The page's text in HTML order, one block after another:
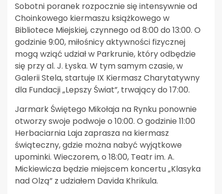
Sobotni poranek rozpocznie się intensywnie od
Choinkowego kiermaszu książkowego w
Bibliotece Miejskiej, czynnego od 8:00 do 13:00. O
godzinie 9:00, miłośnicy aktywności fizycznej
mogą wziąć udział w Parkrunie, który odbędzie
się przy al. J. Łyska. W tym samym czasie, w
Galerii Stela, startuje IX Kiermasz Charytatywny
dla Fundacji „Lepszy Świat”, trwający do 17:00.
Jarmark Świętego Mikołaja na Rynku ponownie
otworzy swoje podwoje o 10:00. O godzinie 11:00
Herbaciarnia Laja zaprasza na kiermasz
świąteczny, gdzie można nabyć wyjątkowe
upominki. Wieczorem, o 18:00, Teatr im. A.
Mickiewicza będzie miejscem koncertu „Klasyka
nad Olzą” z udziałem Davida Khrikula.